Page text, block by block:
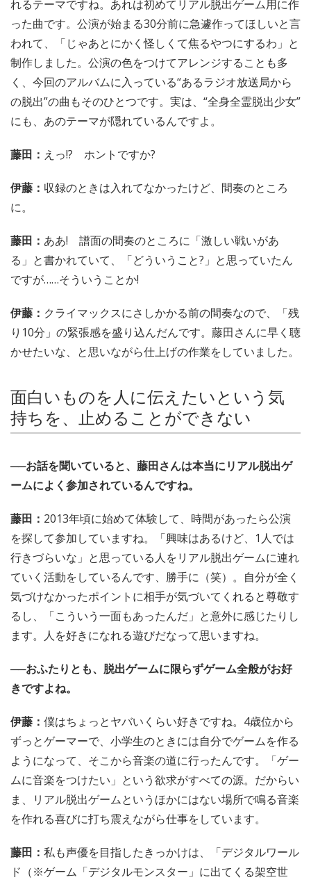
れるテーマですね。あれは初めてリアル脱出ゲーム用に作
った曲です。公演が始まる30分前に急遽作ってほしいと言
われて、「じゃあとにかく怪しくて焦るやつにするわ」と
制作しました。公演の色をつけてアレンジすることも多
く、今回のアルバムに入っている“あるラジオ放送局から
の脱出”の曲もそのひとつです。実は、“全身全霊脱出少女”
にも、あのテーマが隠れているんですよ。
藤田： えっ!? ホントですか?
伊藤： 収録のときは入れてなかったけど、間奏のところ
に。
藤田： ああ! 譜面の間奏のところに「激しい戦いがあ
る」と書かれていて、「どういうこと?」と思っていたん
ですが……そういうことか!
伊藤： クライマックスにさしかかる前の間奏なので、「残
り10分」の緊張感を盛り込んだんです。藤田さんに早く聴
かせたいな、と思いながら仕上げの作業をしていました。
面白いものを人に伝えたいという気
持ちを、止めることができない
──お話を聞いていると、藤田さんは本当にリアル脱出ゲ
ームによく参加されているんですね。
藤田： 2013年頃に始めて体験して、時間があったら公演
を探して参加していますね。「興味はあるけど、1人では
行きづらいな」と思っている人をリアル脱出ゲームに連れ
ていく活動をしているんです、勝手に（笑）。自分が全く
気づけなかったポイントに相手が気づいてくれると尊敬す
るし、「こういう一面もあったんだ」と意外に感じたりし
ます。人を好きになれる遊びだなって思いますね。
──おふたりとも、脱出ゲームに限らずゲーム全般がお好
きですよね。
伊藤： 僕はちょっとヤバいくらい好きですね。4歳位から
ずっとゲーマーで、小学生のときには自分でゲームを作る
ようになって、そこから音楽の道に行ったんです。「ゲー
ムに音楽をつけたい」という欲求がすべての源。だからい
ま、リアル脱出ゲームというほかにはない場所で鳴る音楽
を作れる喜びに打ち震えながら仕事をしています。
藤田： 私も声優を目指したきっかけは、「デジタルワール
ド（※ゲーム「デジタルモンスター」に出てくる架空世